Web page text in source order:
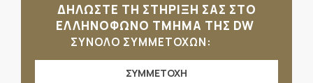
ΔΗΛΩΣΤΕ ΤΗ ΣΤΗΡΙΞΗ ΣΑΣ ΣΤΟ
ΕΛΛΗΝΟΦΩΝΟ ΤΜΗΜΑ ΤΗΣ DW
ΣΥΝΟΛΟ ΣΥΜΜΕΤΟΧΩΝ:
ΣΥΜΜΕΤΟΧΗ